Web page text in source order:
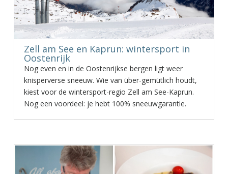
Zell am See en Kaprun: wintersport in
Oostenrijk
Nog even en in de Oostenrijkse bergen ligt weer
knisperverse sneeuw. Wie van über-gemütlich houdt,
kiest voor de wintersport-regio Zell am See-Kaprun.
Nog een voordeel: je hebt 100% sneeuwgarantie.